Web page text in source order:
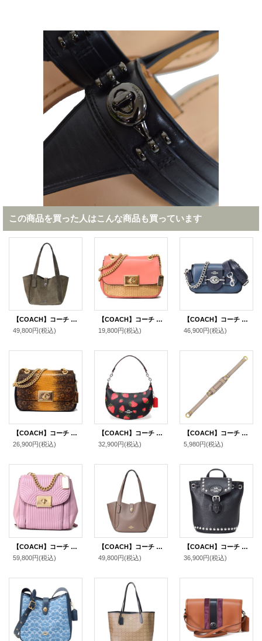
この商品を買った人はこんな商品も買っています
【COACH】コーチ バッグ スエード レザー ターンロック ハドリー ロゴ トートバッグ アーミーグリーン〔日本未発売〕
49,800円(税込)
【COACH】コーチ シンセティックストロー スムースレザー ミニ キャシディ ターンロック チェーン 2way ショルダー バッグ ナチュラル×ライトコーラル（日本未発売）
19,800円(税込)
【COACH】コーチ レザー ブリー フラップ チェーン ターンロック クロスボディ 3WAY クラッチ ショルダー ハンドバッグ デニム×ミッドナイトネイビー（日本未発売）
46,900円(税込)
【COACH】コーチ リザードエンボスレザー スムースレザー ミニ キャシディ ターンロック チェーン 2way ショルダー バッグ マスタード（日本未発売）
26,900円(税込)
【COACH】コーチ レザー ストロベリー 苺 プリント ペイトン ホーボー ショルダー ハンドバッグ ブラックマルチ(日本未発売）
32,900円(税込)
【COACH】コーチ レザー ショルダー ストラップ グレー（日本未発売）
5,980円(税込)
【COACH】コーチ カーフレザー アート デコ キルティング キャシディ ターンロック リュックサック バックパック ピンク〔日本未発売〕
59,800円(税込)
【COACH】コーチ バッグ レザー ターンロック ハドリー ロゴ トートバッグ ダークストーン〔日本未発売〕
49,800円(税込)
【COACH】コーチ バックパック レザー スタッズ アメリア リュックサック ボディバッグ ブラック×バッドランズ〔日本未発売〕
36,900円(税込)